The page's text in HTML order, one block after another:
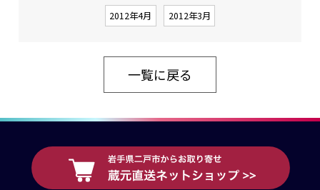
2012年4月 2012年3月
一覧に戻る